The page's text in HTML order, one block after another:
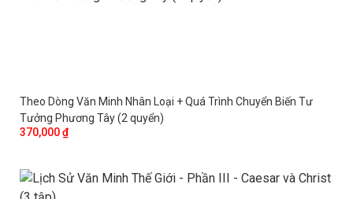
Theo Dòng Văn Minh Nhân Loại + Quá Trình Chuyển Biến Tư
Tưởng Phương Tây (2 quyển)
370,000 ₫